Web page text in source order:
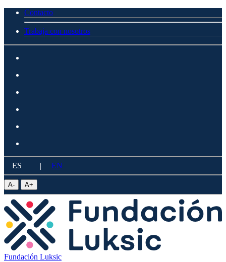
Contacto
Trabaja con nosotros
ES | EN
A- A+
Fundación Luksic